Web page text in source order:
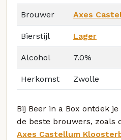
Brouwer Axes
Bierstijl Lager
Alcohol 7.0%
Herkomst Zwolle
Bij Beer in a Box ontdek
de beste brouwers, zoals
Axes Castellum